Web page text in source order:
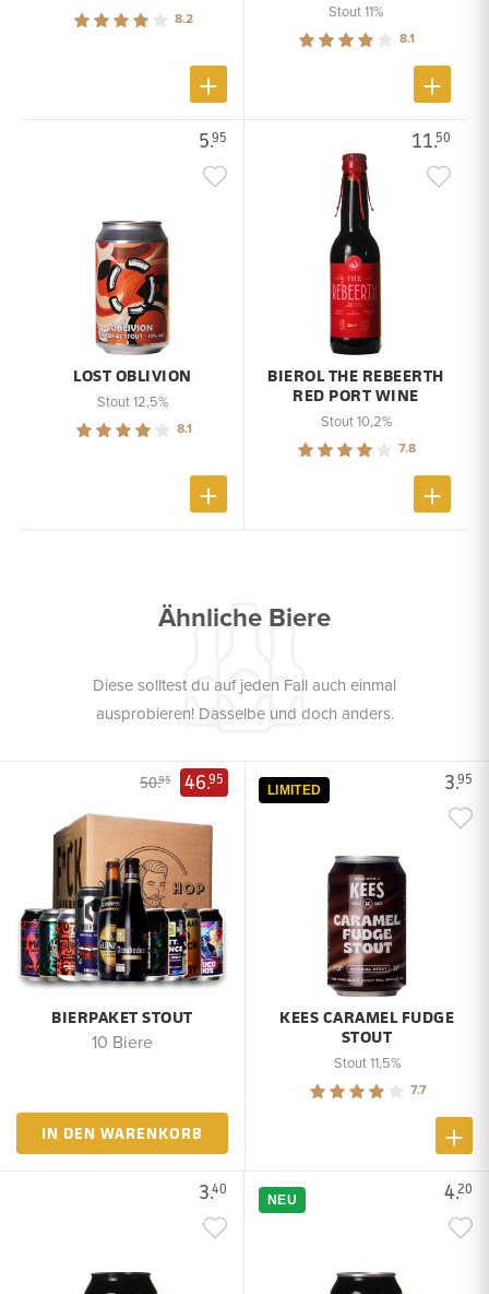
8.2 Stout 11%
8.1
5.95
LOST OBLIVION
Stout 12,5%
8.1
11.50
BIEROL THE REBEERTH
RED PORT WINE
Stout 10,2%
7.8
Ähnliche Biere
Diese solltest du auf jeden Fall auch einmal
ausprobieren! Dasselbe und doch anders.
50.95 46.95
BIERPAKET STOUT
10 Biere
IN DEN WARENKORB
3.95
LIMITED
KEES CARAMEL FUDGE
STOUT
Stout 11,5%
7.7
3.40 4.20
NEU